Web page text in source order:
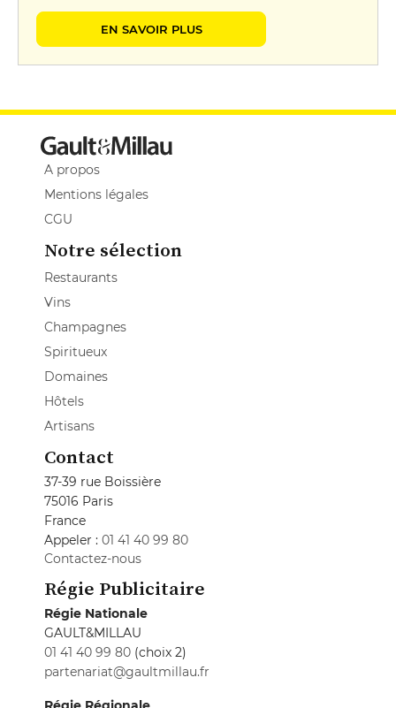
EN SAVOIR PLUS
A propos
Mentions légales
CGU
Notre sélection
Restaurants
Vins
Champagnes
Spiritueux
Domaines
Hôtels
Artisans
Contact
37-39 rue Boissière
75016 Paris
France
Appeler : 01 41 40 99 80
Contactez-nous
Régie Publicitaire
Régie Nationale
GAULT&MILLAU
01 41 40 99 80 (choix 2)
partenariat@gaultmillau.fr